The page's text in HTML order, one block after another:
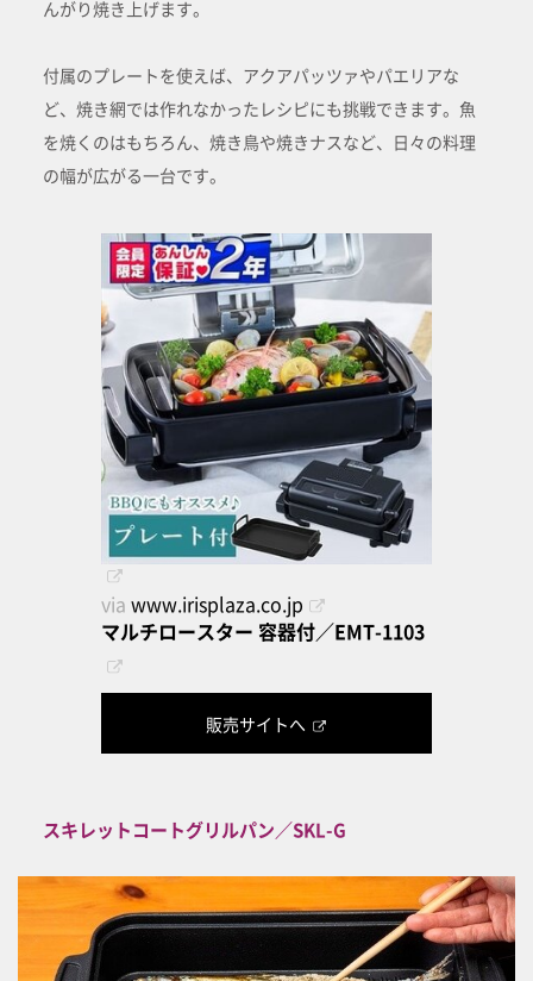
んがり焼き上げます。
付属のプレートを使えば、アクアパッツァやパエリアな
ど、焼き網では作れなかったレシピにも挑戦できます。魚
を焼くのはもちろん、焼き鳥や焼きナスなど、日々の料理
の幅が広がる一台です。
via www.irisplaza.co.jp
マルチロースター 容器付／EMT-1103
販売サイトへ
スキレットコートグリルパン／SKL-G